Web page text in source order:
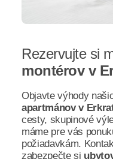
Rezervujte si
montérov v
Objavte výhody
apartmánov v
cesty, skupinové
máme pre vás
požiadavkám.
zabezpečte si